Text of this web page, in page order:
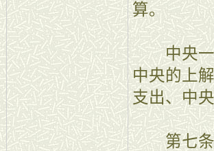
算。
中央一般
中央的上
支出、中
第七条